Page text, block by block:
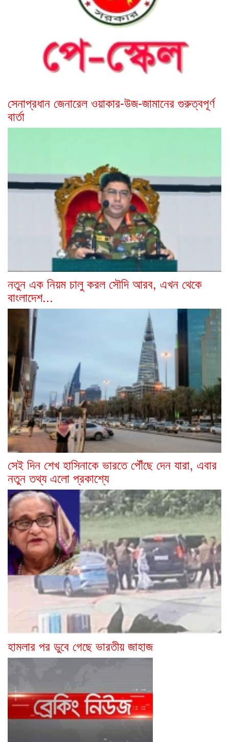
সেনাপ্রধান জেনারেল ওয়াকার-উজ-জামানের গুরুত্বপূর্ণ
বার্তা
নতুন এক নিয়ম চালু করল সৌদি আরব, এখন থেকে
বাংলাদেশ...
সেই দিন শেখ হাসিনাকে ভারতে পৌঁছে দেন যারা, এবার
নতুন তথ্য এলো প্রকাশ্যে
হামলার পর ডুবে গেছে ভারতীয় জাহাজ